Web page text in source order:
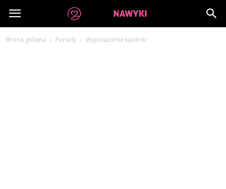
dobrenawyki.pl
Strona główna Porady Wyposażenie łazienki